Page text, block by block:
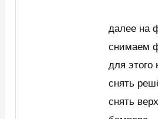
далее на
снимаем
для этого
снять
снять